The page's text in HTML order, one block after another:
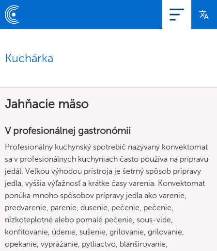
Kuchárka
Jahňacie mäso
V profesionálnej gastronómii
Profesionálny kuchynský spotrebič nazývaný konvektomat
sa v profesionálnych kuchyniach často používa na prípravu
jedál. Veľkou výhodou prístroja je šetrný spôsob prípravy
jedla, vyššia výťažnosť a krátke časy varenia. Konvektomat
ponúka mnoho spôsobov prípravy jedla ako varenie,
predvarenie, parenie, dusenie, pečenie, pečenie,
nízkoteplotné alebo pomalé pečenie, sous-vide,
konfitovanie, údenie, sušenie, grilovanie, grilovanie,
opekanie, vyprážanie, pytliactvo, blanšírovanie,